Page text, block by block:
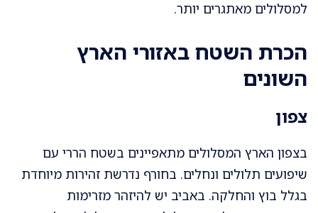
למסלולים מאתגרים יותר.
הכרת השטח באזורי הארץ
השונים
צפון
בצפון הארץ המסלולים מתאפיינים בשטח הררי עם
שיפועים תלולים ונחלים. בחורף נדרשת זהירות מיוחדת
בגלל בוץ והחלקה. באביב יש להיזהר מזרימות